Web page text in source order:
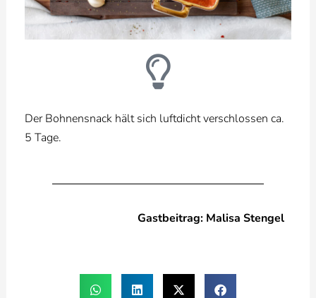
Der Bohnensnack hält sich luftdicht verschlossen ca.
5 Tage.
Gastbeitrag: Malisa Stengel